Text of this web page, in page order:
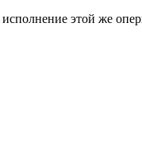
этой же